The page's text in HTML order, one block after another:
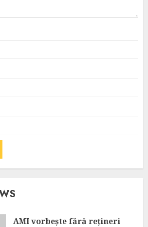
AMI vorbește fără rețineri